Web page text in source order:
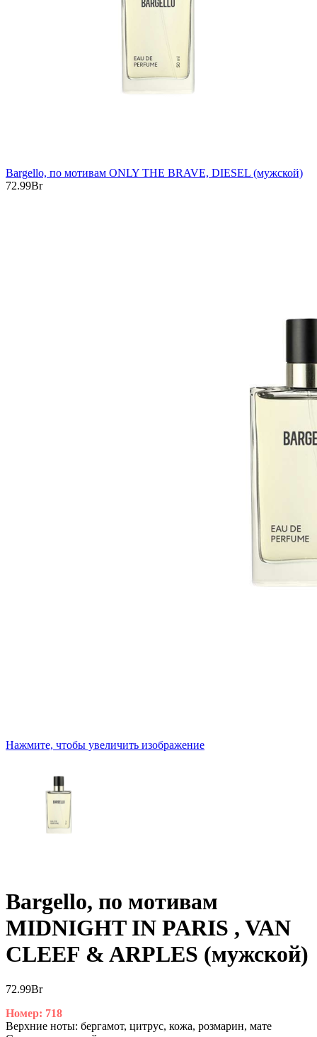
Bargello, по мотивам ONLY THE BRAVE, DIESEL (мужской)
72.99Br
Нажмите, чтобы увеличить изображение
Bargello, по мотивам
MIDNIGHT IN PARIS , VAN
CLEEF & ARPLES (мужской)
72.99Br
Номер: 718
Верхние ноты: бергамот, цитрус, кожа, розмарин, мате